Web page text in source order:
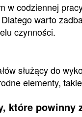
w codziennej
warto
czynności.
służący do
elementy,
które powinny